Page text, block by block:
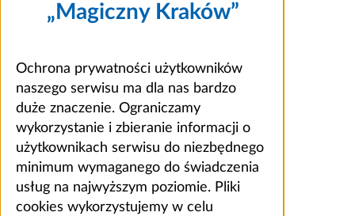
„Magiczny Kraków”
Ochrona prywatności użytkowników
naszego serwisu ma dla nas bardzo
duże znaczenie. Ograniczamy
wykorzystanie i zbieranie informacji o
użytkownikach serwisu do niezbędnego
minimum wymaganego do świadczenia
usług na najwyższym poziomie. Pliki
cookies wykorzystujemy w celu